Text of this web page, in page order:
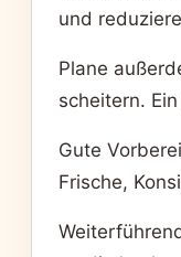
und
Plane
scheitern.
Gute
Frische,